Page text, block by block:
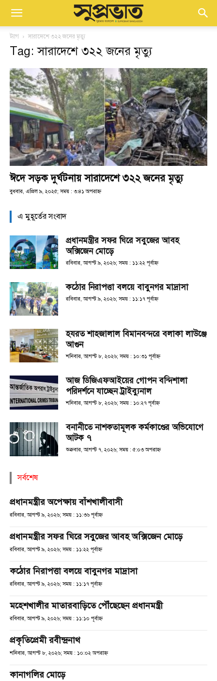
ট্যাগ সারাদেশে ৩২২ জনের মৃত্যু
Tag: সারাদেশে ৩২২ জনের মৃত্যু
ঈদে সড়ক দুর্ঘটনায় সারাদেশে ৩২২ জনের মৃত্যু
বুধবার, এপ্রিল ৯, ২০২৫; সময় : ৩:৪১ অপরাহ্ণ
এ মুহূর্তের সংবাদ
প্রধানমন্ত্রীর সফর ঘিরে সবুজের আবহ
অক্সিজেন মোড়ে
রবিবার, আগস্ট ৯, ২০২৬; সময় : ১১:২২ পূর্বাহ্ণ
কঠোর নিরাপত্তা বলয়ে বাবুনগর মাদ্রাসা
রবিবার, আগস্ট ৯, ২০২৬; সময় : ১১:১৭ পূর্বাহ্ণ
হযরত শাহজালাল বিমানবন্দরে বলাকা লাউঞ্জে
আগুন
শনিবার, আগস্ট ৮, ২০২৬; সময় : ১০:৩১ পূর্বাহ্ণ
আজ ডিজিএফআইয়ের গোপন বন্দিশালা
পরিদর্শনে যাচ্ছেন ট্রাইব্যুনাল
শনিবার, আগস্ট ৮, ২০২৬; সময় : ১০:২৭ পূর্বাহ্ণ
বনানীতে নাশকতামূলক কর্মকাণ্ডের অভিযোগে
আটক ৭
শুক্রবার, আগস্ট ৭, ২০২৬; সময় : ৫:০৩ অপরাহ্ণ
সর্বশেষ
প্রধানমন্ত্রীর অপেক্ষায় বাঁশখালীবাসী
রবিবার, আগস্ট ৯, ২০২৬; সময় : ১১:৩৬ পূর্বাহ্ণ
প্রধানমন্ত্রীর সফর ঘিরে সবুজের আবহ অক্সিজেন মোড়ে
রবিবার, আগস্ট ৯, ২০২৬; সময় : ১১:২২ পূর্বাহ্ণ
কঠোর নিরাপত্তা বলয়ে বাবুনগর মাদ্রাসা
রবিবার, আগস্ট ৯, ২০২৬; সময় : ১১:১৭ পূর্বাহ্ণ
মহেশখালীর মাতারবাড়িতে পৌঁছেছেন প্রধানমন্ত্রী
রবিবার, আগস্ট ৯, ২০২৬; সময় : ১১:১০ পূর্বাহ্ণ
প্রকৃতিপ্রেমী রবীন্দ্রনাথ
শনিবার, আগস্ট ৮, ২০২৬; সময় : ১০:০২ অপরাহ্ণ
কানাগলির মোড়ে